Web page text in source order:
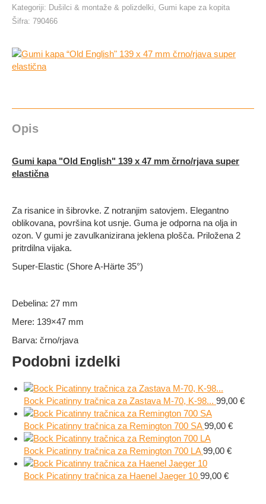
139
x
mm
črno/rjava
Kategoriji: Dušilci & montaže & polizdelki, Gumi kape za kopita
Šifra: 790466
Opis
Gumi kapa "Old English" 139 x 47 mm črno/rjava super
elastična
Za risanice in šibrovke. Z notranjim satovjem. Elegantno
oblikovana, površina kot usnje. Guma je odporna na olja in
ozon. V gumi je zavulkanizirana jeklena plošča. Priložena 2
pritrdilna vijaka.
Super-Elastic (Shore A-Härte 35°)
Debelina: 27 mm
Mere: 139×47 mm
Barva: črno/rjava
Podobni izdelki
Bock Picatinny tračnica za Zastava M-70, K-98... 99,00 €
Bock Picatinny tračnica za Remington 700 SA99,00 €
Bock Picatinny tračnica za Remington 700 LA99,00 €
Bock Picatinny tračnica za Haenel Jaeger 10 99,00 €